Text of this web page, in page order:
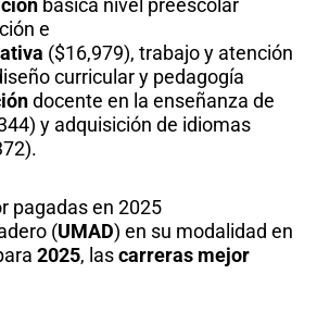
básica nivel preescolar
e
($16,979), trabajo y atención
curricular y pedagogía
docente en la enseñanza de
y adquisición de idiomas
pagadas en 2025
(UMAD) en su modalidad en
2025, lascarreras mejor